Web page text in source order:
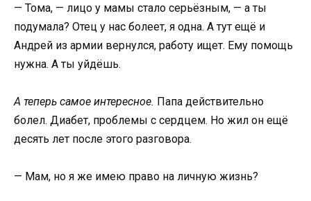
— Тома, — лицо у мамы стало серьёзным, — а ты
подумала? Отец у нас болеет, я одна. А тут ещё и
Андрей из армии вернулся, работу ищет. Ему помощь
нужна. А ты уйдёшь.
А теперь самое интересное. Папа действительно
болел. Диабет, проблемы с сердцем. Но жил он ещё
десять лет после этого разговора.
— Мам, но я же имею право на личную жизнь?